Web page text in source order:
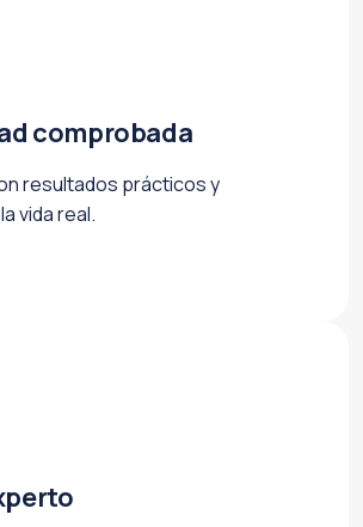
comprobada
resultados prácticos y
vida real.